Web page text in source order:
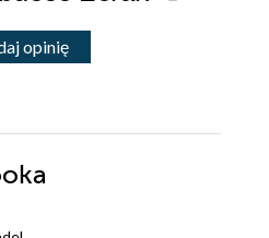
opinię